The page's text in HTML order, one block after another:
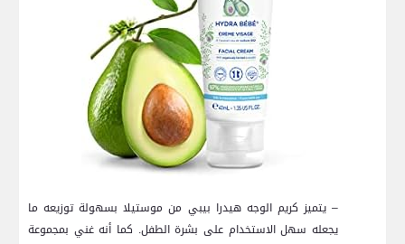
– يتميز كريم الوجه هيدرا بيبي من موستيلا بسهولة توزيعه ما
يجعله سهل الاستخدام على⁢ بشرة الطفل. كما أنه غني بمجموعة